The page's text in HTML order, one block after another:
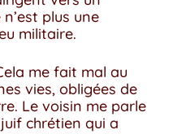
plus une
militaire.
me fait mal au
vies, obligées de
Le voisin me parle
chrétien qui a